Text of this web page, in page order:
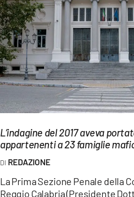
CULTURA
ECONOMIA E LAVORO
EVENTI
SPORT
Streaming
LAC NETWORK
LAC ONAIR
L’indagine del 2017 aveva
appartenenti a 23 famiglie
REDAZIONE
La Prima Sezione Penale della
Reggio Calabria (Presidente